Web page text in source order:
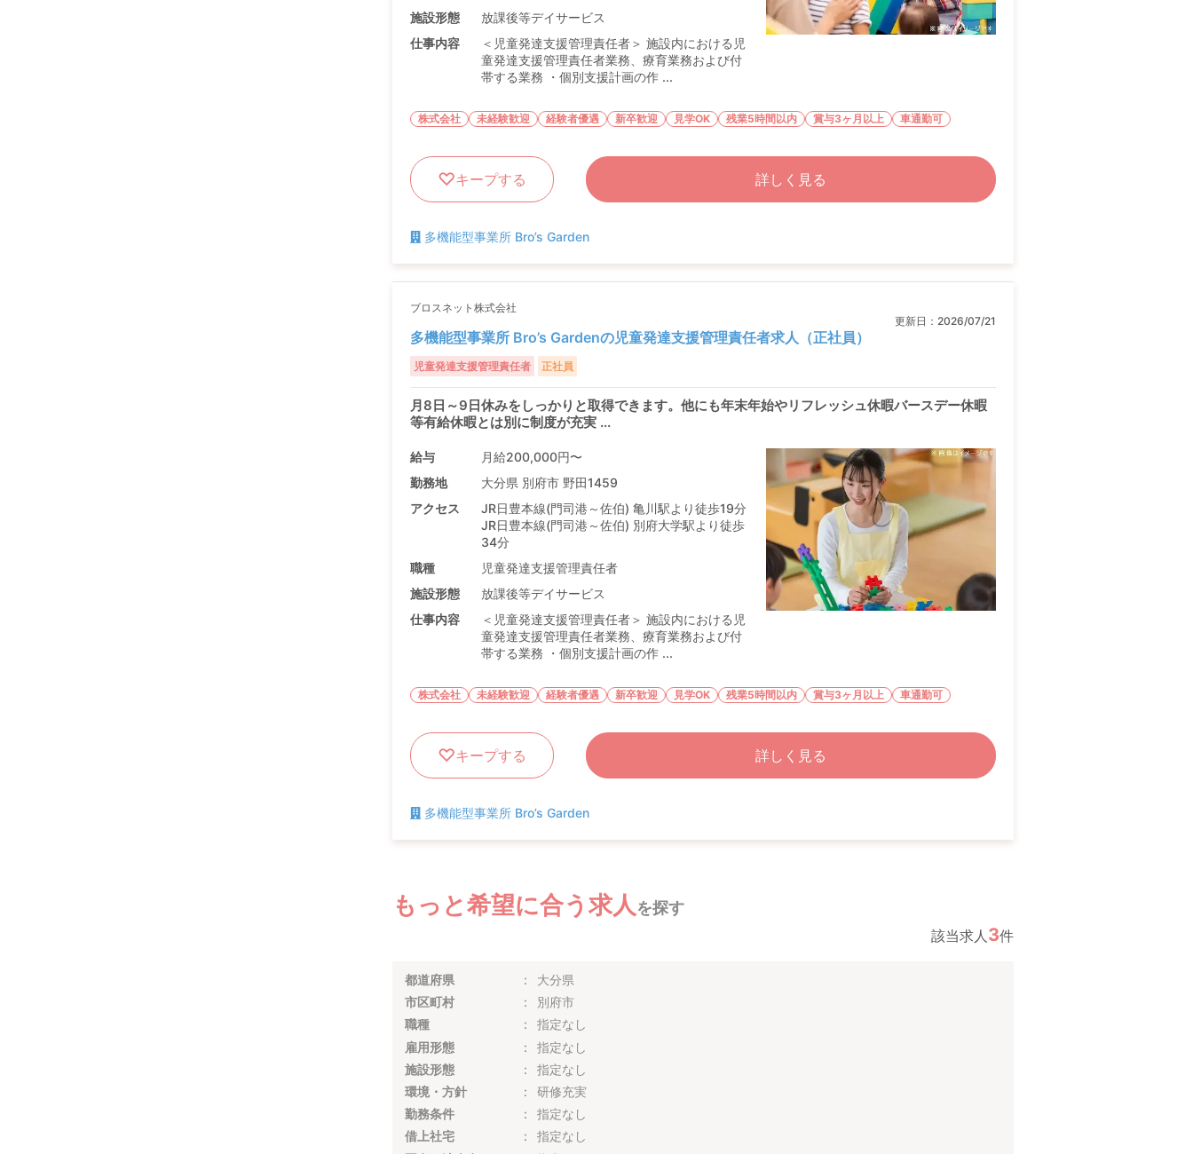
施設形態
放課後等デイサービス
仕事内容
＜児童発達支援管理責任者＞ 施設内における児
童発達支援管理責任者業務、療育業務および付
帯する業務 ・個別支援計画の作 ...
株式会社 未経験歓迎 経験者優遇 新卒歓迎 見学OK 残業5時間以内 賞与3ヶ月以上 車通勤可
キープする 詳しく見る
多機能型事業所 Bro’s Garden
ブロスネット株式会社
更新日： 2026/07/21
多機能型事業所 Bro’s Gardenの児童発達支援管理責任者求人（正社員）
児童発達支援管理責任者 正社員
月8日～9日休みをしっかりと取得できます。他にも年末年始やリフレッシュ休暇バースデー休暇
等有給休暇とは別に制度が充実 ...
給与
月給200,000円〜
勤務地
大分県 別府市 野田1459
アクセス
JR日豊本線(門司港～佐伯) 亀川駅より徒歩19分
JR日豊本線(門司港～佐伯) 別府大学駅より徒歩
34分
職種
児童発達支援管理責任者
施設形態
放課後等デイサービス
仕事内容
＜児童発達支援管理責任者＞ 施設内における児
童発達支援管理責任者業務、療育業務および付
帯する業務 ・個別支援計画の作 ...
株式会社 未経験歓迎 経験者優遇 新卒歓迎 見学OK 残業5時間以内 賞与3ヶ月以上 車通勤可
キープする 詳しく見る
多機能型事業所 Bro’s Garden
もっと希望に合う求人を探す
該当求人 3件
都道府県
大分県
市区町村
別府市
職種
指定なし
雇用形態
指定なし
施設形態
指定なし
環境・方針
研修充実
勤務条件
指定なし
借上社宅
指定なし